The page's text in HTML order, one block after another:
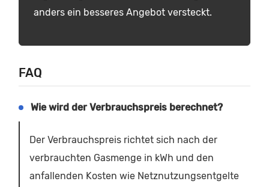
anders ein besseres Angebot versteckt.
FAQ
Wie wird der Verbrauchspreis berechnet?
Der Verbrauchspreis richtet sich nach der
verbrauchten Gasmenge in kWh und den
anfallenden Kosten wie Netznutzungsentgelte